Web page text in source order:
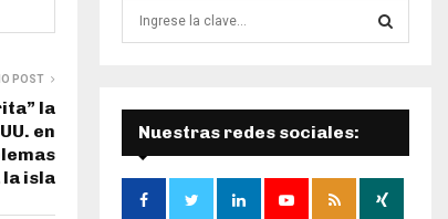
POST
la
en
isla
Ú
S
Q
Nuestras redes sociales: